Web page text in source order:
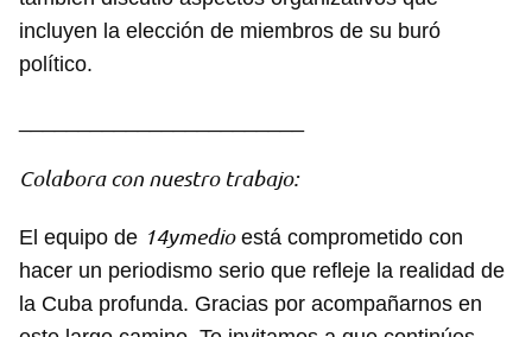
incluyen la elección de miembros de su buró
político.
Colabora con nuestro trabajo:
El equipo de 14ymedioestá comprometido con
hacer un periodismo serio que refleje la realidad de
la Cuba profunda. Gracias por acompañarnos en